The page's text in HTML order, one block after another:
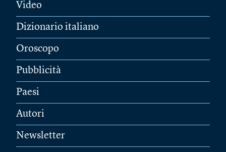
Video
Dizionario italiano
Oroscopo
Pubblicità
Paesi
Autori
Newsletter